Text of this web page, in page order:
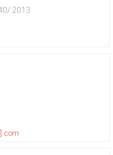
2013
com